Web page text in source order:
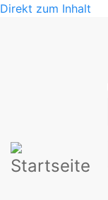
Direkt zum Inhalt